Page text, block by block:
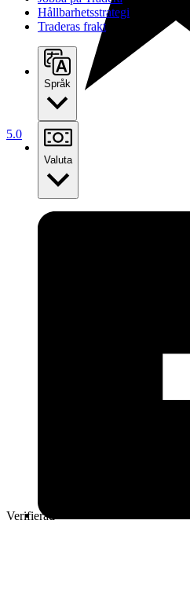
5.0
Verifierad
Hållbarhetsstrategi
Traderas frakt
Språk
Valuta